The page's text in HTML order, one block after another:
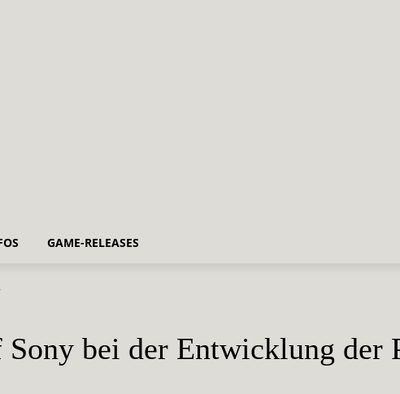
GAME-RELEASES
bei der Entwicklung der